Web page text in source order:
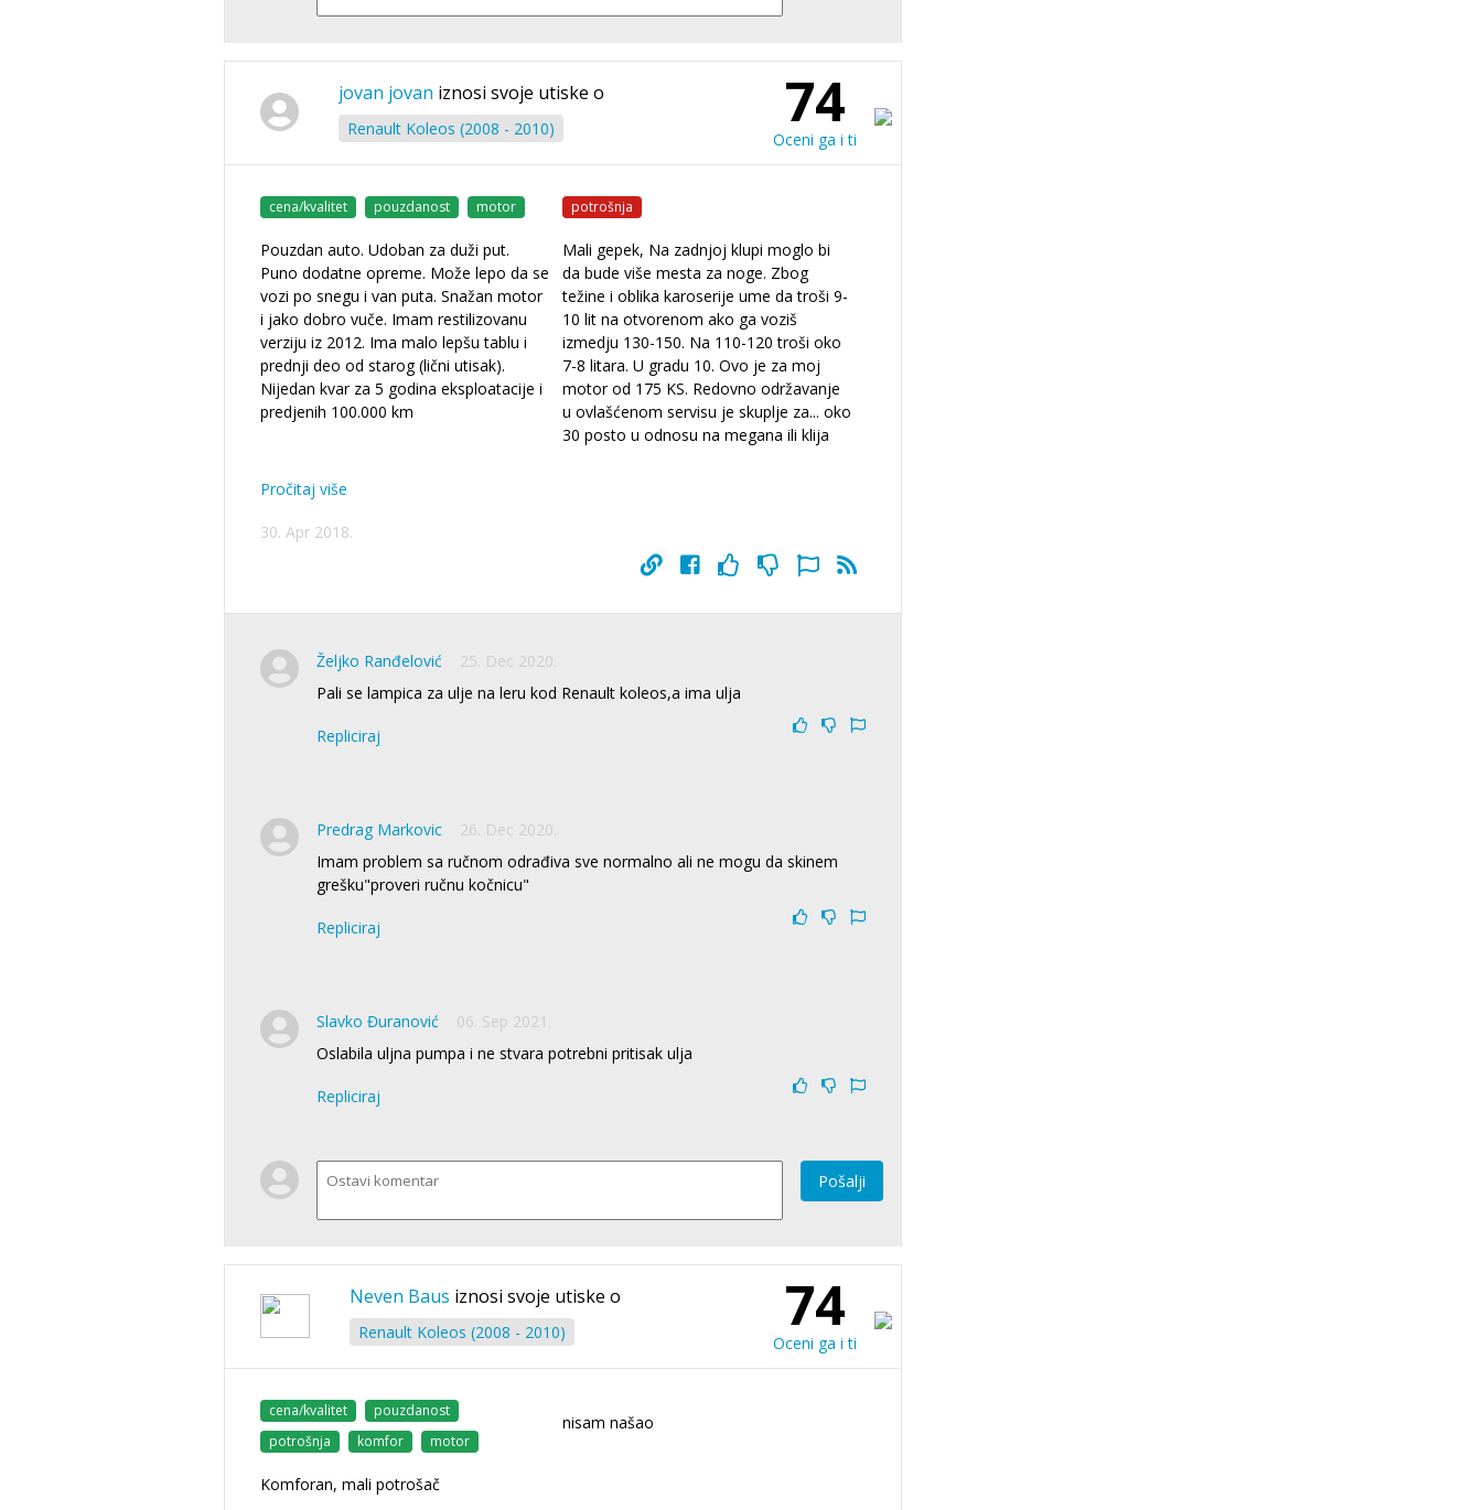
jovan jovan iznosi svoje utiske o
Renault Koleos (2008 - 2010) 74
Oceni ga i ti
cena/kvalitet pouzdanost motor
Pouzdan auto. Udoban za duži put.
Puno dodatne opreme. Može lepo da se
vozi po snegu i van puta. Snažan motor
i jako dobro vuče. Imam restilizovanu
verziju iz 2012. Ima malo lepšu tablu i
prednji deo od starog (lični utisak).
Nijedan kvar za 5 godina eksploatacije i
predjenih 100.000 km
potrošnja
Mali gepek, Na zadnjoj klupi moglo bi
da bude više mesta za noge. Zbog
težine i oblika karoserije ume da troši 9-
10 lit na otvorenom ako ga voziš
izmedju 130-150. Na 110-120 troši oko
7-8 litara. U gradu 10. Ovo je za moj
motor od 175 KS. Redovno održavanje
u ovlašćenom servisu je skuplje za... oko
30 posto u odnosu na megana ili klija
Pročitaj više
30. Apr 2018.
Željko Ranđelović
25. Dec 2020.
Pali se lampica za ulje na leru kod Renault koleos,a ima ulja
Repliciraj
Predrag Markovic
26. Dec 2020.
Imam problem sa ručnom odrađiva sve normalno ali ne mogu da skinem
grešku"proveri ručnu kočnicu"
Repliciraj
Slavko Đuranović
06. Sep 2021.
Oslabila uljna pumpa i ne stvara potrebni pritisak ulja
Repliciraj
Pošalji
Neven Baus iznosi svoje utiske o
Renault Koleos (2008 - 2010) 74
Oceni ga i ti
cena/kvalitet
pouzdanost
potrošnja
komfor motor
Komforan, mali potrošač
nisam našao